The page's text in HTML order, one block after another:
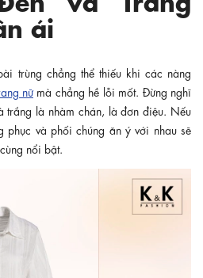
ái
trùng chẳng thể thiếu khi các nàng
nữ mà chẳng hề lỗi mốt. Đừng nghĩ
trắng là nhàm chán, là đơn điệu. Nếu
phục và phối chúng ăn ý với nhau sẽ
nổi bật.